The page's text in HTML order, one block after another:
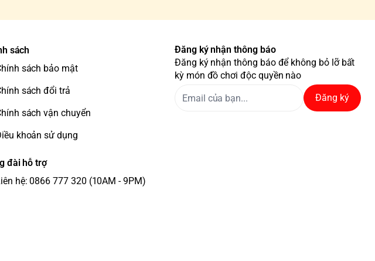
sách
sách bảo mật
sách đổi trả
sách vận chuyển
khoản sử dụng
đài hỗ trợ
hệ: 0866 777 320 (10AM - 9PM)
Đăng ký nhận thông báo
Đăng ký nhận thông báo để không bỏ lỡ bất
kỳ món đồ chơi độc quyền nào
Đăng ký